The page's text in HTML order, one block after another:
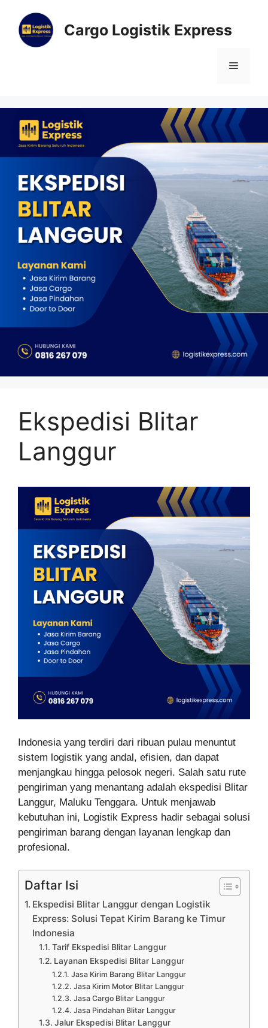
Cargo Logistik Express
Ekspedisi Blitar
Langgur
Indonesia yang terdiri dari ribuan pulau menuntut
sistem logistik yang andal, efisien, dan dapat
menjangkau hingga pelosok negeri. Salah satu rute
pengiriman yang menantang adalah ekspedisi Blitar
Langgur, Maluku Tenggara. Untuk menjawab
kebutuhan ini, Logistik Express hadir sebagai solusi
pengiriman barang dengan layanan lengkap dan
profesional.
Daftar Isi
Ekspedisi Blitar Langgur dengan Logistik
Express: Solusi Tepat Kirim Barang ke Timur
Indonesia
Tarif Ekspedisi Blitar Langgur
Layanan Ekspedisi Blitar Langgur
Jasa Kirim Barang Blitar Langgur
Jasa Kirim Motor Blitar Langgur
Jasa Cargo Blitar Langgur
Jasa Pindahan Blitar Langgur
Jalur Ekspedisi Blitar Langgur